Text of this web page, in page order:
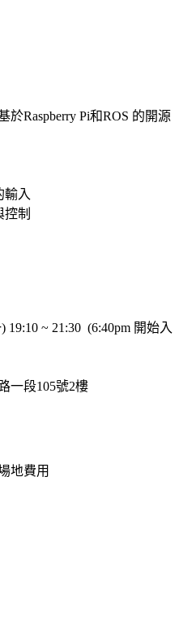
於Raspberry Pi和ROS 的開源
入
制
19:10 ~ 21:30 (6:40pm 開始入
一段105號2樓
地費用